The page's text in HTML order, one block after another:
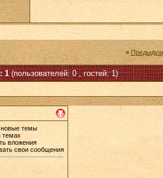
«
1(пользователей: 0 , гостей: 1)
новые темы
темах
вложения
свои сообщения